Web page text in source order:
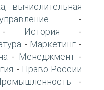
вычислительная
-
История -
- Маркетинг -
- Менеджмент -
- Право России
-